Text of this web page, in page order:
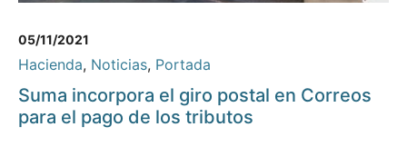
05/11/2021
Hacienda, Noticias, Portada
Suma incorpora el giro postal en Correos
para el pago de los tributos